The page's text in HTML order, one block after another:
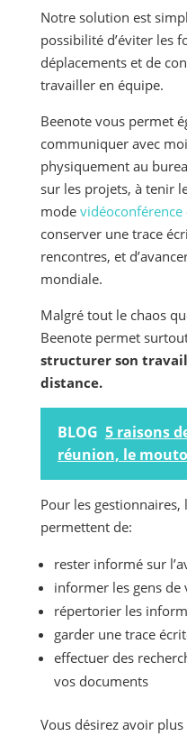
Notre solution est
possibilité d’éviter les
déplacements et de
travailler en équipe.
Beenote vous permet
communiquer avec
physiquement au
sur les projets, à tenir
mode vidéoconférence
conserver une trace
rencontres, et
mondiale.
Malgré tout le chaos
Beenote permet
structurer son
distance.
BLOG 5 raisons
réunion, le
Pour les
permettent de:
rester informé sur
informer les gens
répertorier les
garder une trace
effectuer des
vos documents
Vous désirez avoir